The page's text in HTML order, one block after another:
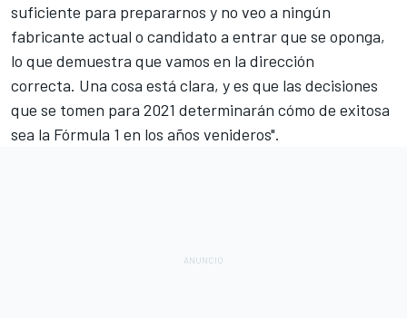
suficiente para prepararnos y no veo a ningún
fabricante actual o candidato a entrar que se oponga,
lo que demuestra que vamos en la dirección
correcta. Una cosa está clara, y es que las decisiones
que se tomen para 2021 determinarán cómo de exitosa
sea la Fórmula 1 en los años venideros".